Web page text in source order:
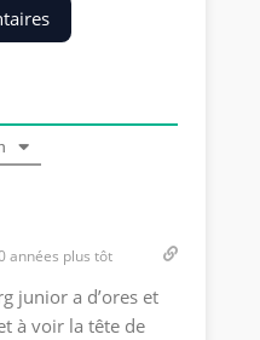
années plus tôt
junior a d’ores et
à voir la tête de